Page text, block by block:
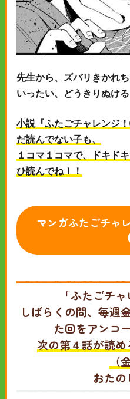
先生から、ズバリきかれち
いったい、どうきりぬけ
小説『ふたごチャレンジ
だ読んでない子も、
１コマ１コマで、ドキド
ひ読んでね！！
マンガふたごチャ
「ふたごチ
しばらくの間、毎週
た回をアンコ
次の第４話が読
（
おたの